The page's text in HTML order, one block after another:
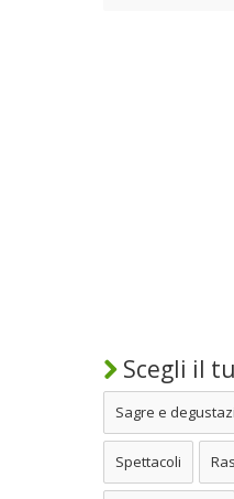
Scegli il
Sagre e
Spettacoli